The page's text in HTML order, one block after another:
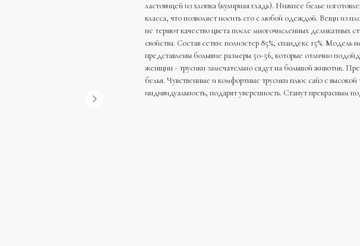
ластовицей из хлопка (кулирная гладь). Нижнее белье
класса, что позволяет носить его с любой одеждой. Вещи из
не теряют качество цвета после многочисленных деликатных
свойства. Состав сетки: полиэстер 85%, спандекс 15%.
представлены большие размеры 50-56, которые отлично
женщин - трусики замечательно сядут на большой животик.
белья. Чувственные и комфортные трусики плюс сайз с высокой
индивидуальность, подарят уверенность. Станут прекрасным